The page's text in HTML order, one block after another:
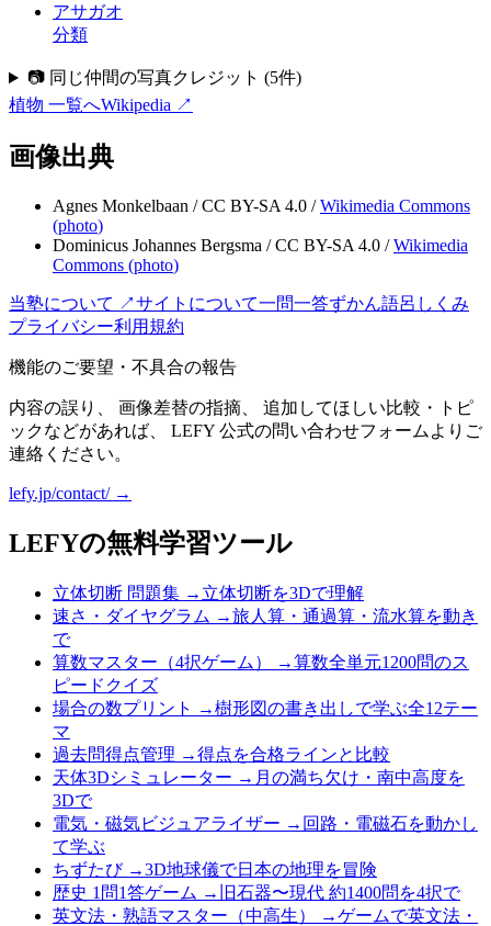
アサガオ
分類
📷 同じ仲間の写真クレジット (5件)
植物 一覧へWikipedia ↗
画像出典
Agnes Monkelbaan /CC BY-SA 4.0 / Wikimedia Commons
(photo)
Dominicus Johannes Bergsma /CC BY-SA 4.0 / Wikimedia
Commons (photo)
当塾について ↗サイトについて一問一答ずかん語呂 しくみ
プライバシー利用規約
機能のご要望・不具合の報告
内容の誤り、 画像差替の指摘、 追加してほしい比較・トピ
ックなどがあれば、 LEFY 公式の問い合わせフォームよりご
連絡ください。
lefy.jp/contact/ →
LEFYの無料学習ツール
立体切断 問題集 → 立体切断を3Dで理解
速さ・ダイヤグラム →旅人算・通過算・流水算を動き
で
算数マスター（4択ゲーム）
→算数全単元1200問のス
ピードクイズ
場合の数プリント
→樹形図の書き出しで学ぶ全12テー
マ
過去問得点管理 →得点を合格ラインと比較
天体3Dシミュレーター → 月の満ち欠け・南中高度を
3Dで
電気・磁気ビジュアライザー → 回路・電磁石を動かし
て学ぶ
ちずたび→3D地球儀で日本の地理を冒険
歴史 1問1答ゲーム → 旧石器〜現代 約1400問を4択で
英文法・熟語マスター（中高生）
→ゲームで英文法・